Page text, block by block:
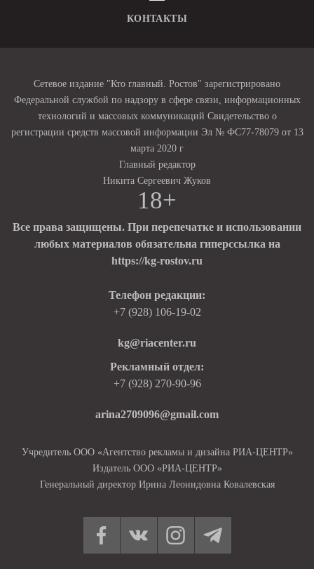
КОНТАКТЫ
Сетевое издание "Кто главный. Ростов" зарегистрировано
Федеральной службой по надзору в сфере связи, информационных
технологий и массовых коммуникаций Свидетельство о
регистрации средств массовой информации Эл № ФС77-78079 от 13
марта 2020 г
Главный редактор
Никита Сергеевич Жуков
18+
Все права защищены. При перепечатке и использовании
любых материалов обязательна гиперссылка на
https://kg-rostov.ru
Телефон редакции:
+7 (928) 106-19-02
kg@riacenter.ru
Рекламный отдел:
+7 (928) 270-90-96
arina2709096@gmail.com
Учредитель ООО «Агентство рекламы и дизайна РИА-ЦЕНТР»
Издатель ООО «РИА-ЦЕНТР»
Генеральный директор Ирина Леонидовна Ковалевская